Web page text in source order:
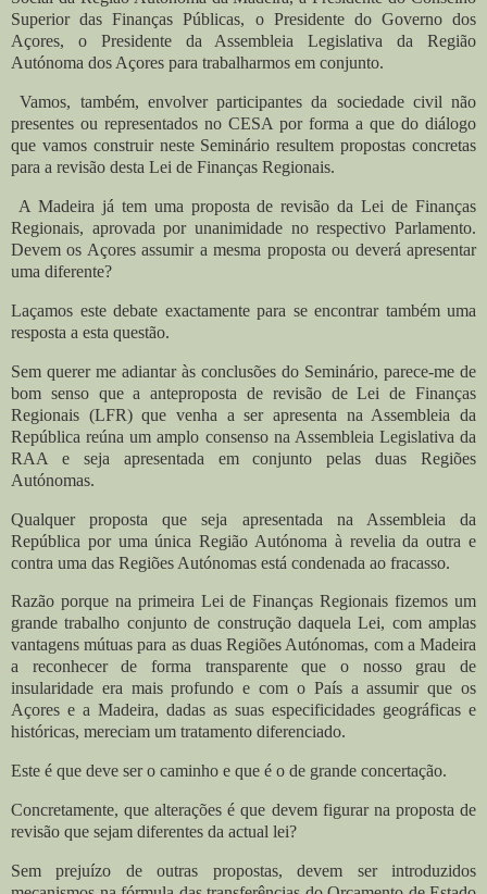
Superior das Finanças Públicas, o Presidente do Governo dos
Açores, o Presidente da Assembleia Legislativa da Região
Autónoma dos Açores para trabalharmos em conjunto.
Vamos, também, envolver participantes da sociedade civil não
presentes ou representados no CESA por forma a que do diálogo
que vamos construir neste Seminário resultem propostas concretas
para a revisão desta Lei de Finanças Regionais.
A Madeira já tem uma proposta de revisão da Lei de Finanças
Regionais, aprovada por unanimidade no respectivo Parlamento.
Devem os Açores assumir a mesma proposta ou deverá apresentar
uma diferente?
Laçamos este debate exactamente para se encontrar também uma
resposta a esta questão.
Sem querer me adiantar às conclusões do Seminário, parece-me de
bom senso que a anteproposta de revisão de Lei de Finanças
Regionais (LFR) que venha a ser apresenta na Assembleia da
República reúna um amplo consenso na Assembleia Legislativa da
RAA e seja apresentada em conjunto pelas duas Regiões
Autónomas.
Qualquer proposta que seja apresentada na Assembleia da
República por uma única Região Autónoma à revelia da outra e
contra uma das Regiões Autónomas está condenada ao fracasso.
Razão porque na primeira Lei de Finanças Regionais fizemos um
grande trabalho conjunto de construção daquela Lei, com amplas
vantagens mútuas para as duas Regiões Autónomas, com a Madeira
a reconhecer de forma transparente que o nosso grau de
insularidade era mais profundo e com o País a assumir que os
Açores e a Madeira, dadas as suas especificidades geográficas e
históricas, mereciam um tratamento diferenciado.
Este é que deve ser o caminho e que é o de grande concertação.
Concretamente, que alterações é que devem figurar na proposta de
revisão que sejam diferentes da actual lei?
Sem prejuízo de outras propostas, devem ser introduzidos